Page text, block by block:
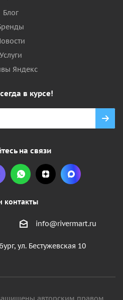
Блог
Услуги
Яндекс
в курсе!
на связи
контакты
info@rivermart.ru
ул. Бестужевская 10